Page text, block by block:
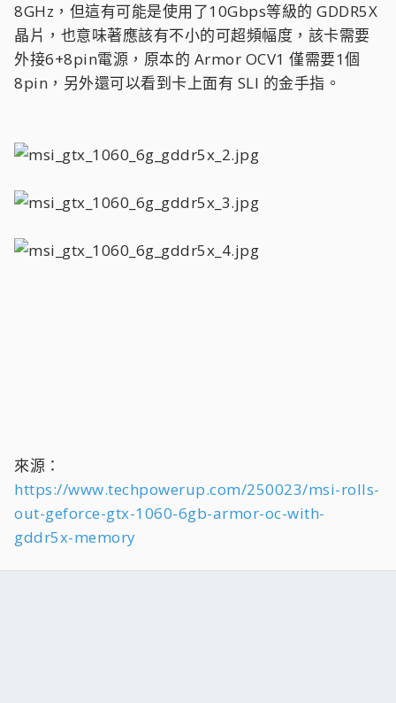
8GHz，但這有可能是使用了10Gbps等級的 GDDR5X
晶片，也意味著應該有不小的可超頻幅度，該卡需要
外接6+8pin電源，原本的 Armor OCV1 僅需要1個
8pin，另外還可以看到卡上面有 SLI 的金手指。
來源：
https://www.techpowerup.com/250023/msi-rolls-
out-geforce-gtx-1060-6gb-armor-oc-with-
gddr5x-memory